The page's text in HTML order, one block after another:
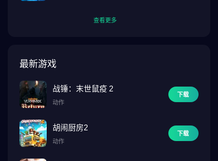
查看更多
最新游戏
战锤：末世鼠疫 2
动作
下载
胡闹厨房2
动作
下载